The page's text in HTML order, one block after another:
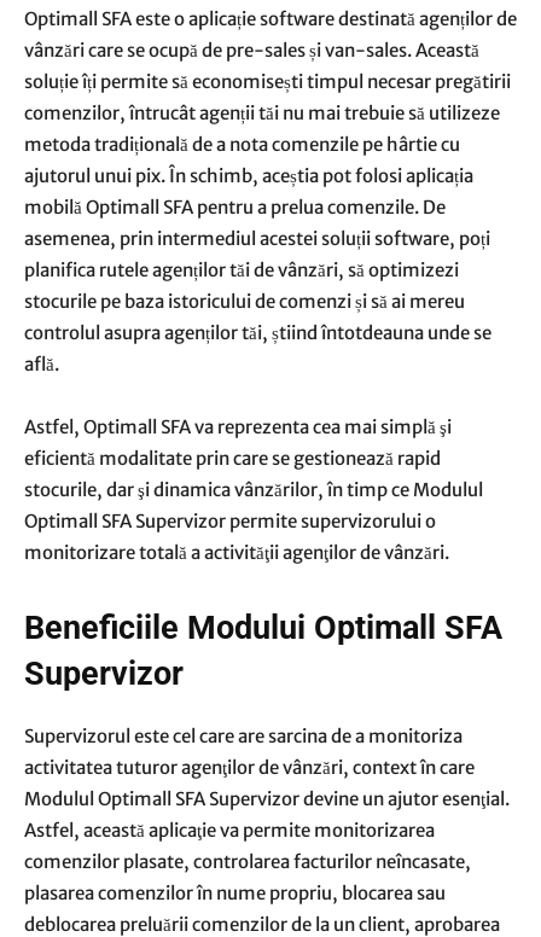
Optimall SFA este o aplicație software destinată agenților de
vânzări care se ocupă de pre-sales și van-sales. Această
soluție îți permite să economisești timpul necesar pregătirii
comenzilor, întrucât agenții tăi nu mai trebuie să utilizeze
metoda tradițională de a nota comenzile pe hârtie cu
ajutorul unui pix. În schimb, aceștia pot folosi aplicația
mobilă Optimall SFA pentru a prelua comenzile. De
asemenea, prin intermediul acestei soluții software, poți
planifica rutele agenților tăi de vânzări, să optimizezi
stocurile pe baza istoricului de comenzi și să ai mereu
controlul asupra agenților tăi, știind întotdeauna unde se
află.
Astfel, Optimall SFA va reprezenta cea mai simplă şi
eficientă modalitate prin care se gestionează rapid
stocurile, dar şi dinamica vânzărilor, în timp ce Modulul
Optimall SFA Supervizor permite supervizorului o
monitorizare totală a activităţii agenţilor de vânzări.
Beneficiile Modului Optimall SFA
Supervizor
Supervizorul este cel care are sarcina de a monitoriza
activitatea tuturor agenţilor de vânzări, context în care
Modulul Optimall SFA Supervizor devine un ajutor esenţial.
Astfel, această aplicaţie va permite monitorizarea
comenzilor plasate, controlarea facturilor neîncasate,
plasarea comenzilor în nume propriu, blocarea sau
deblocarea preluării comenzilor de la un client, aprobarea